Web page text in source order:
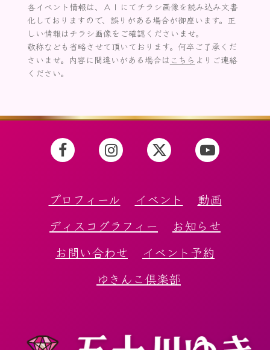
各イベント情報は、ＡＩにてチラシ画像を読み込み文書
化しておりますので、誤りがある場合が御座います。正
しい情報はチラシ画像をご確認くださいませ。
敬称なども省略させて頂いております。何卒ご了承くだ
さいませ。内容に間違いがある場合は こちら よりご連絡
ください。
プロフィール イベント
動画
ディスコグラフィー
お知らせ
お問い合わせ
イベント予約
ゆきんこ倶楽部